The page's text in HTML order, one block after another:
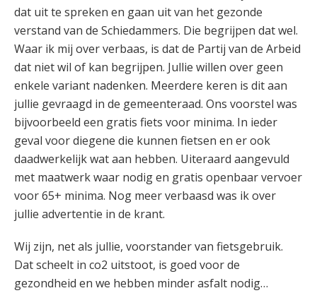
dat uit te spreken en gaan uit van het gezonde
verstand van de Schiedammers. Die begrijpen dat wel.
Waar ik mij over verbaas, is dat de Partij van de Arbeid
dat niet wil of kan begrijpen. Jullie willen over geen
enkele variant nadenken. Meerdere keren is dit aan
jullie gevraagd in de gemeenteraad. Ons voorstel was
bijvoorbeeld een gratis fiets voor minima. In ieder
geval voor diegene die kunnen fietsen en er ook
daadwerkelijk wat aan hebben. Uiteraard aangevuld
met maatwerk waar nodig en gratis openbaar vervoer
voor 65+ minima. Nog meer verbaasd was ik over
jullie advertentie in de krant.
Wij zijn, net als jullie, voorstander van fietsgebruik.
Dat scheelt in co2 uitstoot, is goed voor de
gezondheid en we hebben minder asfalt nodig…